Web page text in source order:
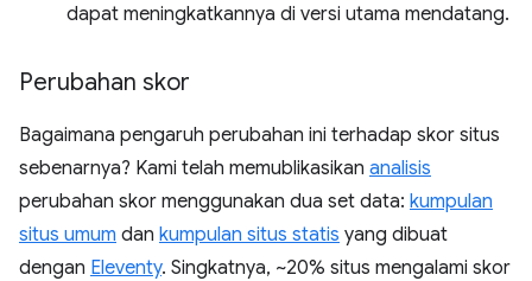
dapat meningkatkannya di versi utama mendatang.
Perubahan skor
Bagaimana pengaruh perubahan ini terhadap skor situs
sebenarnya? Kami telah memublikasikan analisis
perubahan skor menggunakan dua set data: kumpulan
situs umum dan kumpulan situs statis yang dibuat
dengan Eleventy. Singkatnya, ~20% situs mengalami skor